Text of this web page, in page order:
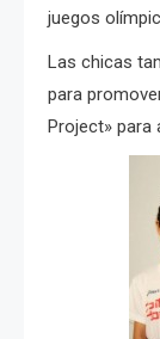
juegos
Las chicas
para
Project» para